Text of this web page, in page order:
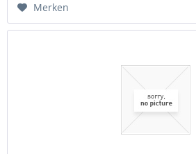
Merken